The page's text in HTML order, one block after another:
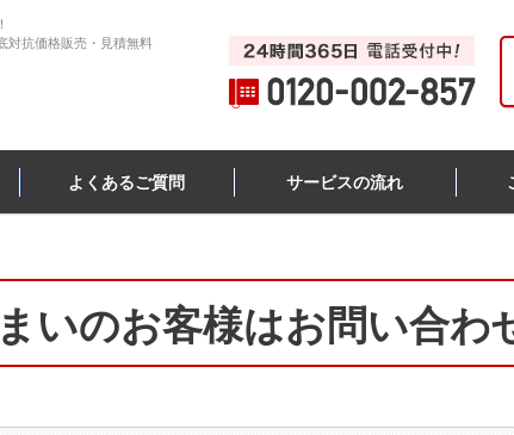
対抗価格販売・見積無料
よくあるご質問 サービスの流れ
いのお客様はお問い合わ